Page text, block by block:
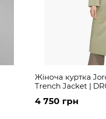
Жіноча куртка
Trench Jacket |
4 750 грн